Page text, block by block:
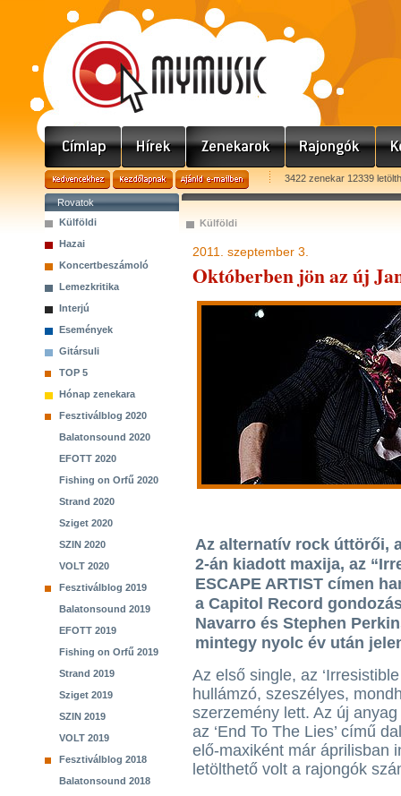
3422 zenekar 12339
Rovatok
Külföldi
Hazai
Koncertbeszámoló
Lemezkritika
Interjú
Események
Gitársuli
TOP 5
Hónap zenekara
Fesztiválblog 2020
Balatonsound 2020
EFOTT 2020
Fishing on Orfű 2020
Strand 2020
Sziget 2020
SZIN 2020
VOLT 2020
Fesztiválblog 2019
Balatonsound 2019
EFOTT 2019
Fishing on Orfű 2019
Strand 2019
Sziget 2019
SZIN 2019
VOLT 2019
Fesztiválblog 2018
Balatonsound 2018
Külföldi
2011. szeptember 3.
Októberben jön az új
Az alternatív rock úttörői,
2-án kiadott maxija, az
ESCAPE ARTIST címen
a Capitol Record
Navarro és Stephen
mintegy nyolc év után
Az első single, az ‘Irresistible
hullámzó, szeszélyes,
szerzemény lett. Az új
az ‘End To The Lies’ című
elő-maxiként már áprilisban
letölthető volt a rajongók